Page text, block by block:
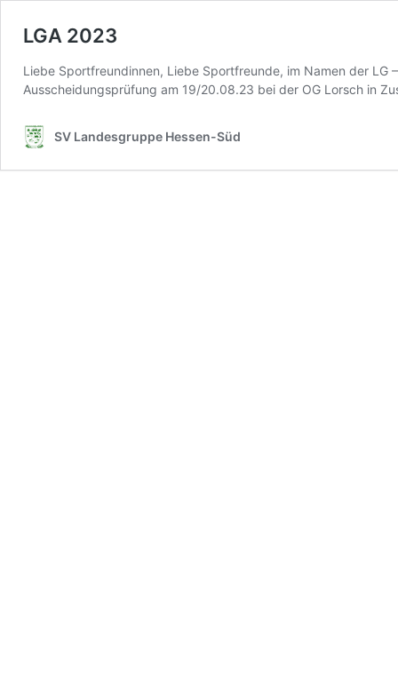
LGA 2023
Liebe Sportfreundinnen, Liebe Sportfreunde, im Namen der
Ausscheidungsprüfung am 19/20.08.23 bei der OG Lorsch in
SV Landesgruppe Hessen-Süd